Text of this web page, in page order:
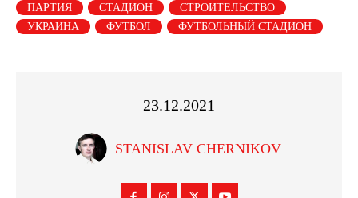
ПАРТИЯ
СТАДИОН
СТРОИТЕЛЬСТВО
УКРАИНА
ФУТБОЛ ФУТБОЛЬНЫЙ СТАДИОН
23.12.2021
STANISLAV CHERNIKOV